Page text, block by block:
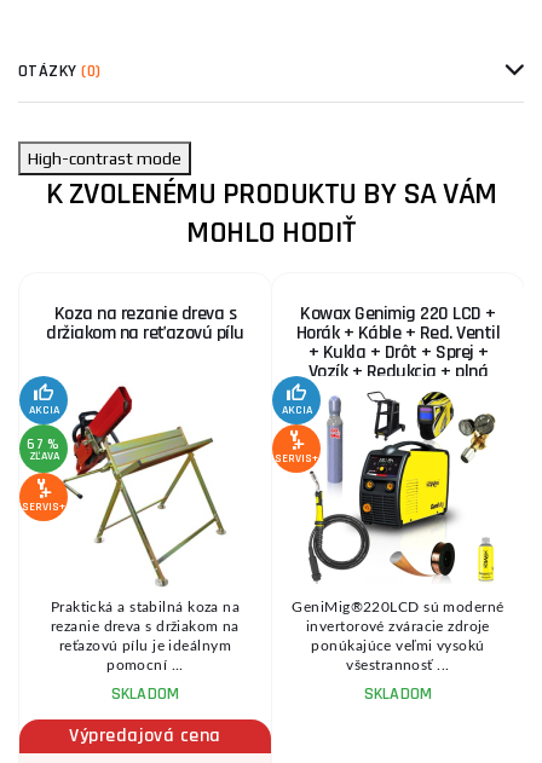
OTÁZKY(0)
High-contrast mode
K ZVOLENÉMU PRODUKTU BY SA VÁM
MOHLO HODIŤ
Koza na rezanie dreva s
držiakom na reťazovú pílu
AKCIA
67 %
ZĽAVA
SERVIS+
Praktická a stabilná koza na
rezanie dreva s držiakom na
reťazovú pílu je ideálnym
pomocní ...
SKLADOM
Výpredajová cena
Kowax Genimig 220 LCD +
Horák + Káble + Red. Ventil
+ Kukla + Drôt + Sprej +
Vozík + Redukcia + plná
Fľaša Co2
AKCIA
SERVIS+
GeniMig®220LCD sú moderné
invertorové zváracie zdroje
ponúkajúce veľmi vysokú
všestrannosť ...
SKLADOM